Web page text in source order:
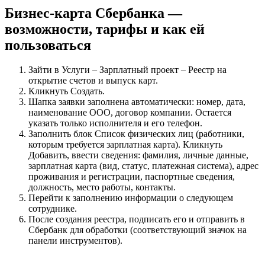
Бизнес-карта Сбербанка —
возможности, тарифы и как ей
пользоваться
Зайти в Услуги – Зарплатный проект – Реестр на
открытие счетов и выпуск карт.
Кликнуть Создать.
Шапка заявки заполнена автоматически: номер, дата,
наименование ООО, договор компании. Остается
указать только исполнителя и его телефон.
Заполнить блок Список физических лиц (работники,
которым требуется зарплатная карта). Кликнуть
Добавить, ввести сведения: фамилия, личные данные,
зарплатная карта (вид, статус, платежная система), адрес
проживания и регистрации, паспортные сведения,
должность, место работы, контакты.
Перейти к заполнению информации о следующем
сотруднике.
После создания реестра, подписать его и отправить в
Сбербанк для обработки (соответствующий значок на
панели инструментов).